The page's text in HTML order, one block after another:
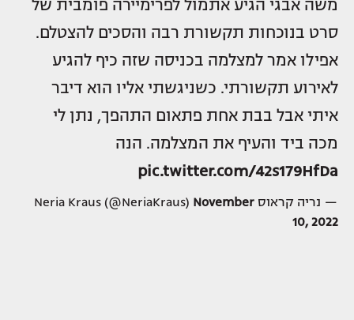
משה אבגי הגיע אתמול לפרימיירה פומבית של
סרט בנוכחות תקשורת רבה והסכים להצטלם.
אפילו אמר למצלמה בכניסה שזה כיף להגיע
לאירוע תקשורתי. כשניגשתי אליו הוא דיבר
איתי אבל בבת אחת פתאום התהפך, נתן לי
מכה ביד והעיף את המצלמה. הנה
pic.twitter.com/42s179HfDa
— נריה קראוס Neria Kraus (@NeriaKraus) November
10, 2022